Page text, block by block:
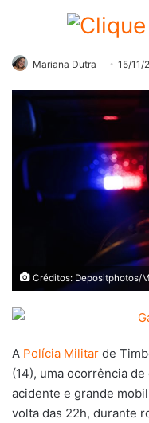
Mariana Dutra 15/11/
Créditos: Depositphotos/
A Polícia Militar de
(14), uma ocorrência
acidente e grande
volta das 22h, durante